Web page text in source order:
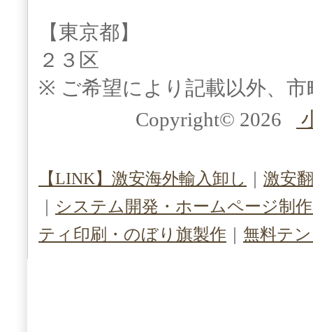
【東京都】
２３区
※ ご希望により記載以外、市
Copyright© 2026
【LINK】激安海外輸入卸し
激安
システム開発・ホームページ制
ティ印刷・のぼり旗製作
無料テ